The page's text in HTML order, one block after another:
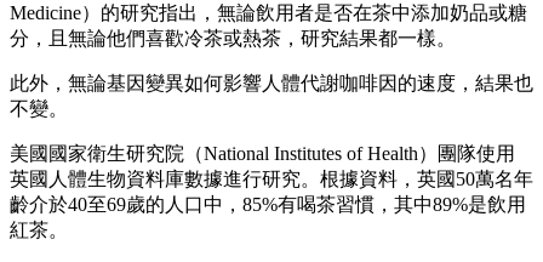
Medicine）的研究指出，無論飲用者是否在茶中添加奶品或糖
分，且無論他們喜歡冷茶或熱茶，研究結果都一樣。
此外，無論基因變異如何影響人體代謝咖啡因的速度，結果也
不變。
美國國家衛生研究院（National Institutes of Health）團隊使用
英國人體生物資料庫數據進行研究。根據資料，英國50萬名年
齡介於40至69歲的人口中，85%有喝茶習慣，其中89%是飲用
紅茶。